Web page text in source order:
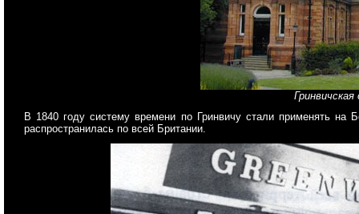
В 1840 году систему времени по Гринвичу стали применять на
распространилась по всей Британии.